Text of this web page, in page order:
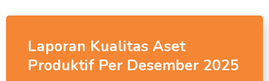
Laporan Kualitas Aset
Produktif Per Desember 2025